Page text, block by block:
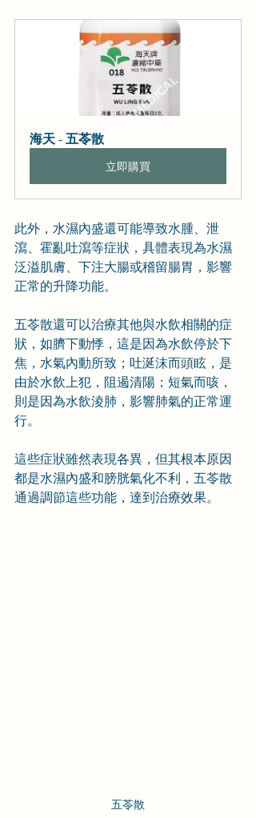
海天 - 五苓散
立即購買
此外，水濕內盛還可能導致水腫、泄
瀉、霍亂吐瀉等症狀，具體表現為水濕
泛溢肌膚、下注大腸或稽留腸胃，影響
正常的升降功能。
五苓散還可以治療其他與水飲相關的症
狀，如臍下動悸，這是因為水飲停於下
焦，水氣內動所致；吐涎沫而頭眩，是
由於水飲上犯，阻遏清陽；短氣而咳，
則是因為水飲淩肺，影響肺氣的正常運
行。
這些症狀雖然表現各異，但其根本原因
都是水濕內盛和膀胱氣化不利，五苓散
通過調節這些功能，達到治療效果。
五苓散